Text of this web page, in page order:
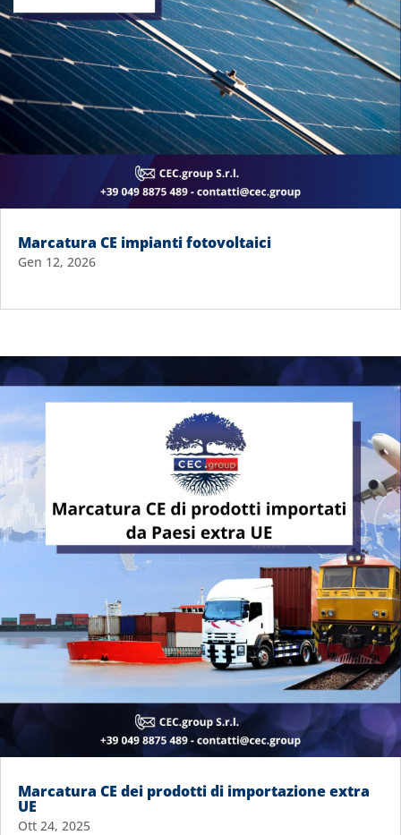
Marcatura CE impianti fotovoltaici
Gen 12, 2026
Marcatura CE dei prodotti di importazione extra
UE
Ott 24, 2025